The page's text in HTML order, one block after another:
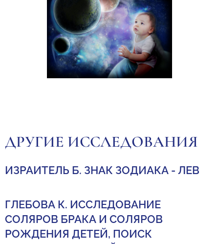
ДРУГИЕ ИССЛЕДОВАНИЯ
ИЗРАИТЕЛЬ Б. ЗНАК ЗОДИАКА - ЛЕВ
ГЛЕБОВА К. ИССЛЕДОВАНИЕ
СОЛЯРОВ БРАКА И СОЛЯРОВ
РОЖДЕНИЯ ДЕТЕЙ, ПОИСК